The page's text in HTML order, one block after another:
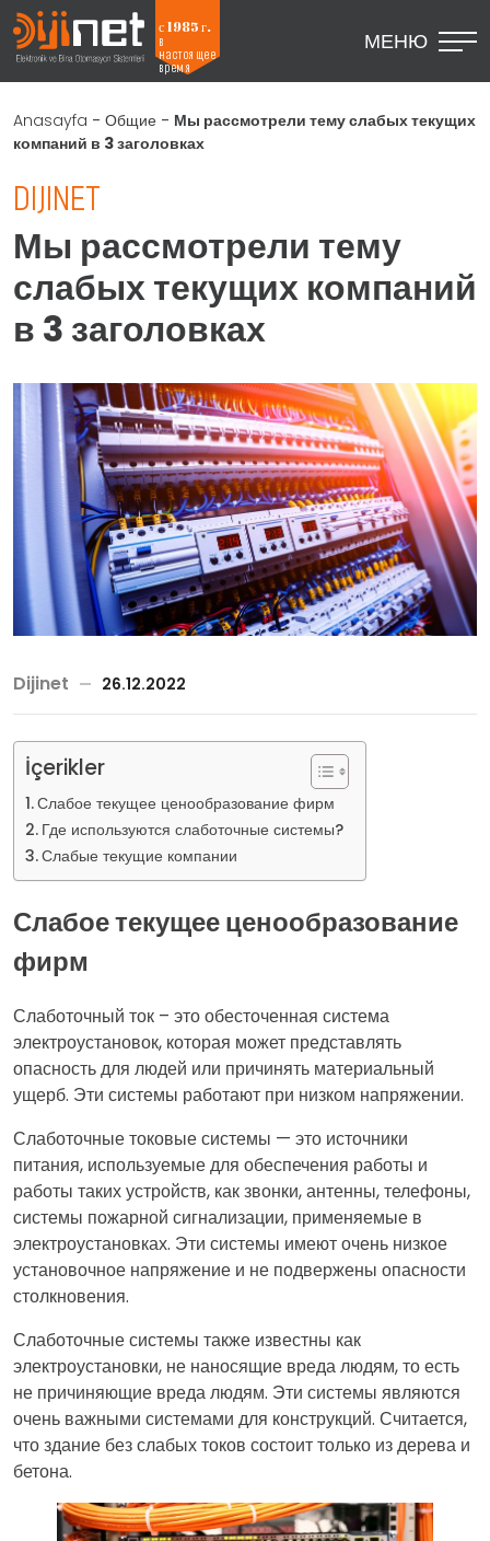
с 1985 г.
в
настоящее
время
МЕНЮ
Anasayfa - Общие - Мы рассмотрели тему слабых текущих
компаний в 3 заголовках
DIJINET
Мы рассмотрели тему
слабых текущих компаний
в 3 заголовках
Dijinet 26.12.2022
İçerikler
Слабое текущее ценообразование фирм
Где используются слаботочные системы?
Слабые текущие компании
Слабое текущее ценообразование
фирм
Слаботочный ток – это обесточенная система
электроустановок, которая может представлять
опасность для людей или причинять материальный
ущерб. Эти системы работают при низком напряжении.
Слаботочные токовые системы — это источники
питания, используемые для обеспечения работы и
работы таких устройств, как звонки, антенны, телефоны,
системы пожарной сигнализации, применяемые в
электроустановках. Эти системы имеют очень низкое
установочное напряжение и не подвержены опасности
столкновения.
Слаботочные системы также известны как
электроустановки, не наносящие вреда людям, то есть
не причиняющие вреда людям. Эти системы являются
очень важными системами для конструкций. Считается,
что здание без слабых токов состоит только из дерева и
бетона.